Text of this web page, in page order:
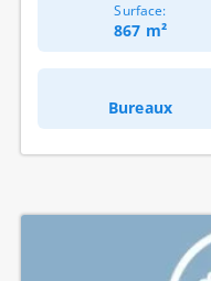
Surface:
867 m²
Bureaux